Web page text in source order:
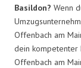
Basildon? Wenn
Offenbach am
dein kompetenter
Offenbach am